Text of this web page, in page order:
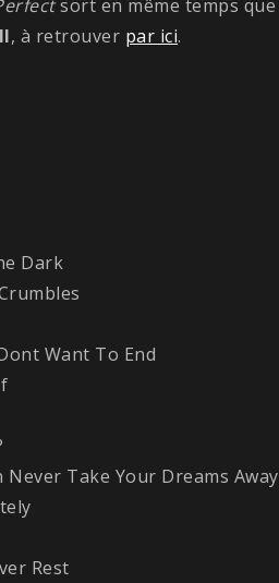
sort en même temps que
, à retrouver par ici.
Dark
Want To End
Never Take Your Dreams Away
Rest